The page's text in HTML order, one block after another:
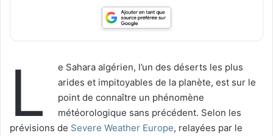
L
e Sahara algérien, l’un des déserts les plus
arides et impitoyables de la planète, est sur le
point de connaître un phénomène
météorologique sans précédent. Selon les
prévisions de Severe Weather Europe, relayées par le